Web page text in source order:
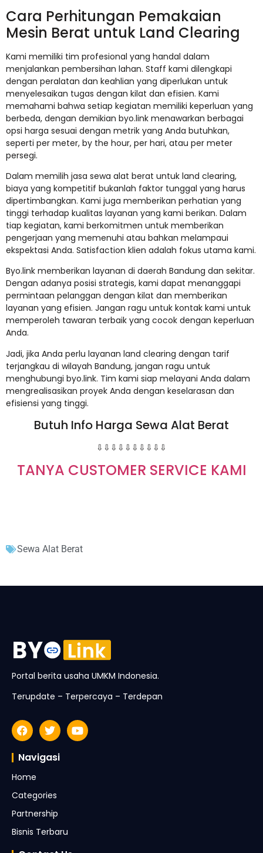
Cara Perhitungan Pemakaian
Mesin Berat untuk Land Clearing
Kami memiliki tim profesional yang handal dalam
menjalankan pembersihan lahan. Staff kami dilengkapi
dengan peralatan dan keahlian yang diperlukan untuk
menyelesaikan tugas dengan kilat dan efisien. Kami
memahami bahwa setiap kegiatan memiliki keperluan yang
berbeda, dengan demikian byo.link menawarkan berbagai
opsi harga sesuai dengan metrik yang Anda butuhkan,
seperti per meter, by the hour, per hari, atau per meter
persegi.
Dalam memilih jasa sewa alat berat untuk land clearing,
biaya yang kompetitif bukanlah faktor tunggal yang harus
dipertimbangkan. Kami juga memberikan perhatian yang
tinggi terhadap kualitas layanan yang kami berikan. Dalam
tiap kegiatan, kami berkomitmen untuk memberikan
pengerjaan yang memenuhi atau bahkan melampaui
ekspektasi Anda. Satisfaction klien adalah fokus utama kami.
Byo.link memberikan layanan di daerah Bandung dan sekitar.
Dengan adanya posisi strategis, kami dapat menanggapi
permintaan pelanggan dengan kilat dan memberikan
layanan yang efisien. Jangan ragu untuk kontak kami untuk
memperoleh tawaran terbaik yang cocok dengan keperluan
Anda.
Jadi, jika Anda perlu layanan land clearing dengan tarif
terjangkau di wilayah Bandung, jangan ragu untuk
menghubungi byo.link. Tim kami siap melayani Anda dalam
mengrealisasikan proyek Anda dengan keselarasan dan
efisiensi yang tinggi.
Butuh Info Harga Sewa Alat Berat
⇩⇩⇩⇩⇩⇩⇩⇩⇩⇩
TANYA CUSTOMER SERVICE KAMI
Sewa Alat Berat
Portal berita usaha UMKM Indonesia.
Terupdate – Terpercaya – Terdepan
Navigasi
Home
Categories
Partnership
Bisnis Terbaru